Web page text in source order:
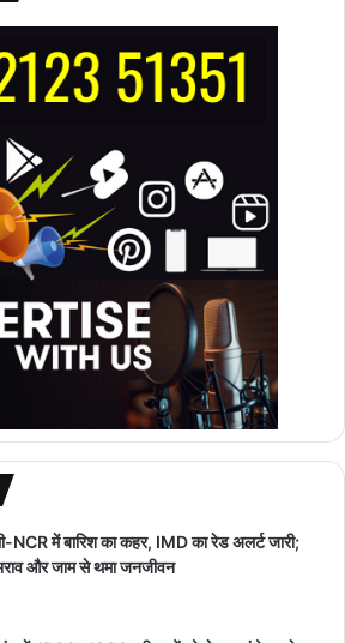
NCR में बारिश का कहर, IMD का रेड अलर्ट जारी;
और जाम से थमा जनजीवन